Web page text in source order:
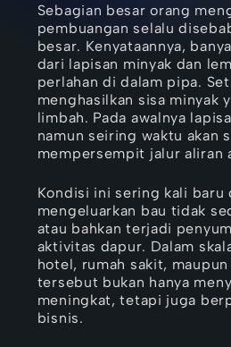
Sebagian besar orang
pembuangan selalu
besar. Kenyataannya,
dari lapisan minyak dan
perlahan di dalam pipa.
menghasilkan sisa minyak
limbah. Pada awalnya
namun seiring waktu akan
mempersempit jalur aliran
Kondisi ini sering kali baru
mengeluarkan bau tidak
atau bahkan terjadi
aktivitas dapur. Dalam
hotel, rumah sakit,
tersebut bukan hanya
meningkat, tetapi juga
bisnis.